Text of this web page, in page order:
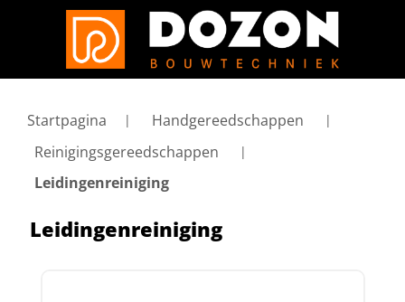
Startpagina
Handgereedschappen
Reinigingsgereedschappen
Leidingenreiniging
Leidingenreiniging